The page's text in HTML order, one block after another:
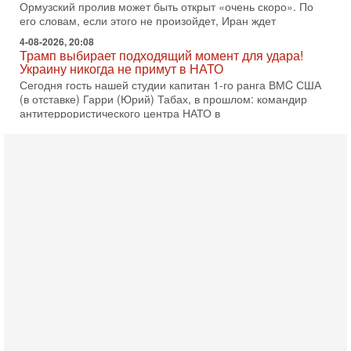
Ормузский пролив может быть открыт «очень скоро». По
его словам, если этого не произойдет, Иран ждет
4-08-2026, 20:08
Трамп выбирает подходящий момент для удара!
Украину никогда не примут в НАТО
Сегодня гость нашей студии капитан 1-го ранга ВМC США
(в отставке) Гарри (Юрий) Табах, в прошлом: командир
антитеррористического центра НАТО в